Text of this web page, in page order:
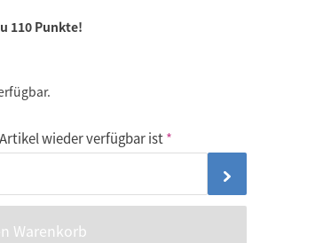
110 Punkte!
wieder verfügbar ist
Warenkorb